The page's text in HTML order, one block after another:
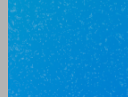
3 500 000₽
1-комн16.6 м² 7 /11 этаж
г Балашиха, пр-кт Ленина, д 36